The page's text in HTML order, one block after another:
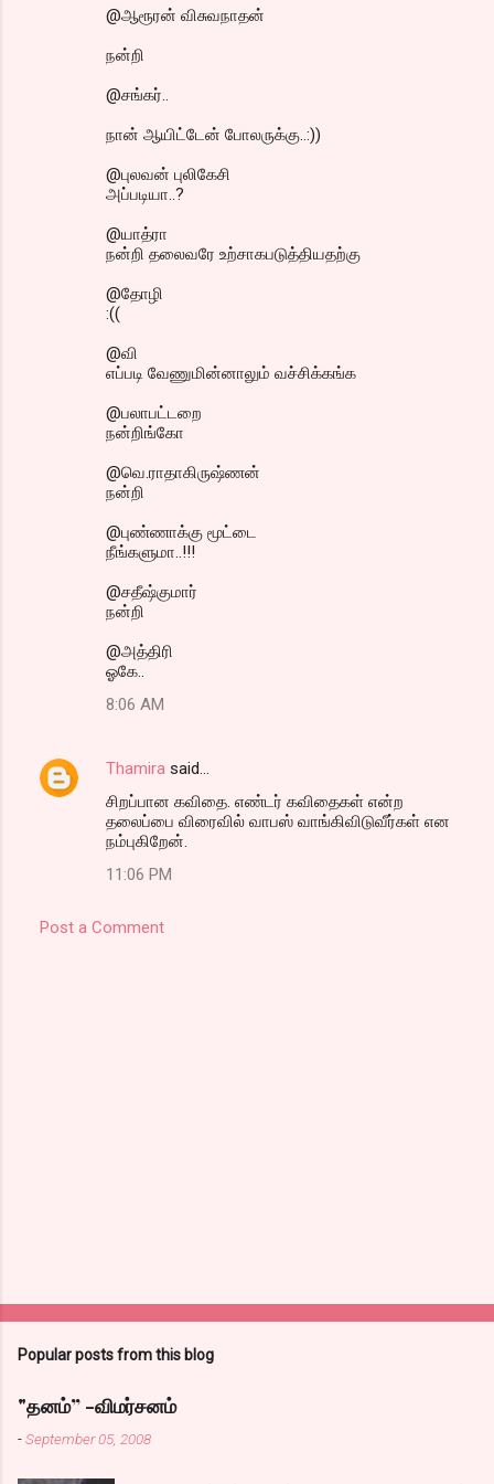
@ஆரூரன் விசுவநாதன்
நன்றி
@சங்கர்..
நான் ஆயிட்டேன் போலருக்கு..:))
@புலவன் புலிகேசி
அப்படியா..?
@யாத்ரா
நன்றி தலைவரே உற்சாகபடுத்தியதற்கு
@தோழி
:((
@வி
எப்படி வேணுமின்னாலும் வச்சிக்கங்க
@பலாபட்டறை
நன்றிங்கோ
@வெ.ராதாகிருஷ்ணன்
நன்றி
@புண்ணாக்கு மூட்டை
நீங்களுமா..!!!
@சதீஷ்குமார்
நன்றி
@அத்திரி
ஓகே..
8:06 AM
Thamira said…
சிறப்பான கவிதை. எண்டர் கவிதைகள் என்ற
தலைப்பை விரைவில் வாபஸ் வாங்கிவிடுவீர்கள் என
நம்புகிறேன்.
11:06 PM
Post a Comment
Popular posts from this blog
"தனம்” -விமர்சனம்
-September 05, 2008